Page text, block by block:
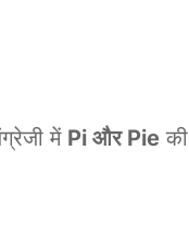
में Pi और Pie की